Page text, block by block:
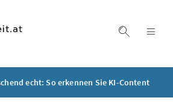
Suche
echt: So erkennen Sie KI-Content